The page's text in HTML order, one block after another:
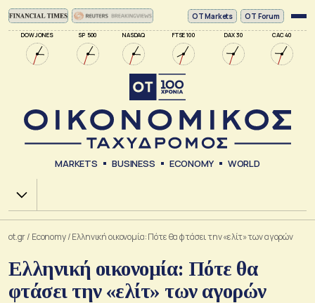
DOW JONES SP 500 NASDAQ FTSE 100 DAX 30 CAC 40
ΟΤ Markets OT Forum
MARKETS BUSINESS ECONOMY WORLD
Χ.Α.
ot.gr/ Economy/Ελληνική οικονομία: Πότε θα φτάσει την «ελίτ» των αγορών
Ελληνική οικονομία: Πότε θα
φτάσει την «ελίτ» των αγορών